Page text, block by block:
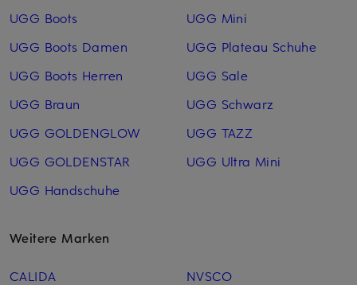
UGG Boots
UGG Boots Damen
UGG Boots Herren
UGG Braun
UGG GOLDENGLOW
UGG GOLDENSTAR
UGG Handschuhe
UGG Mini
UGG Plateau Schuhe
UGG Sale
UGG Schwarz
UGG TAZZ
UGG Ultra Mini
Weitere Marken
CALIDA
NVSCO